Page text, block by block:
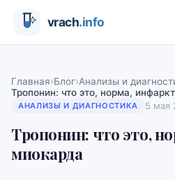
Главная›Блог›Анализы и
Тропонин: что это, норма,
АНАЛИЗЫ И ДИАГНОСТИКА 5 мая
Тропонин: что это,
миокарда